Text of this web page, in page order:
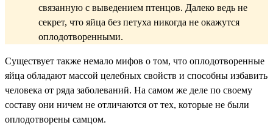
связанную с выведением птенцов. Далеко ведь не
секрет, что яйца без петуха никогда не окажутся
оплодотворенными.
Существует также немало мифов о том, что оплодотворенные
яйца обладают массой целебных свойств и способны избавить
человека от ряда заболеваний. На самом же деле по своему
составу они ничем не отличаются от тех, которые не были
оплодотворены самцом.